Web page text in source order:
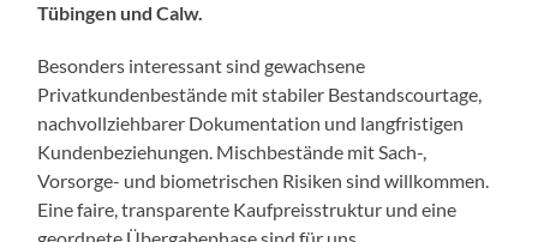
Tübingen und Calw.
Besonders interessant sind gewachsene
Privatkundenbestände mit stabiler Bestandscourtage,
nachvollziehbarer Dokumentation und langfristigen
Kundenbeziehungen. Mischbestände mit Sach-,
Vorsorge- und biometrischen Risiken sind willkommen.
Eine faire, transparente Kaufpreisstruktur und eine